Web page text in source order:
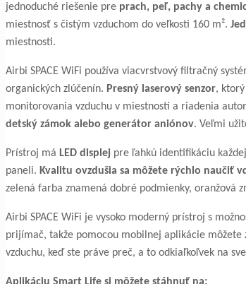
jednoduché riešenie pre prach, peľ, pachy a
miestnosť s čistým vzduchom do veľkosti 160 m².
miestnosti.
Airbi SPACE WiFi používa viacvrstvový filtračný
organických zlúčenín. Presný laserový senzor,
monitorovania vzduchu v miestnosti a riadenia
detský zámok alebo generátor aniónov. Veľmi
Prístroj má LED displej pre ľahkú identifikáciu
paneli. Kvalitu ovzdušia sa môžete rýchlo naučiť
zelená farba znamená dobré podmienky, oranžová
Airbi SPACE WiFi je vysoko moderný prístroj s
prijímač, takže pomocou mobilnej aplikácie
vzduchu, keď ste práve preč, a to odkiaľkoľvek na